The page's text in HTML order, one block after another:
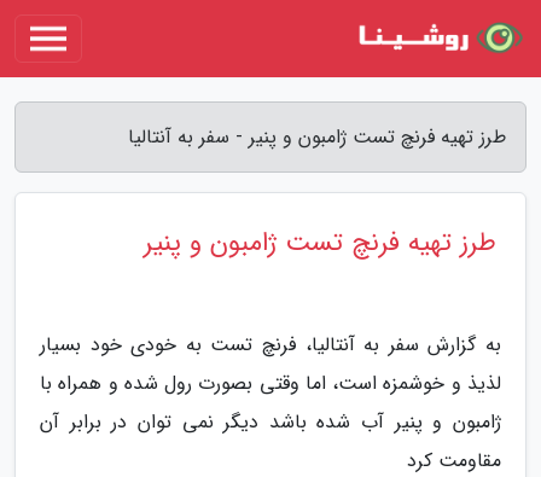
طرز تهیه فرنچ تست ژامبون و پنیر - سفر به آنتالیا
طرز تهیه فرنچ تست ژامبون و پنیر
به گزارش سفر به آنتالیا، فرنچ تست به خودی خود بسیار
لذیذ و خوشمزه است، اما وقتی بصورت رول شده و همراه با
ژامبون و پنیر آب شده باشد دیگر نمی توان در برابر آن
مقاومت کرد